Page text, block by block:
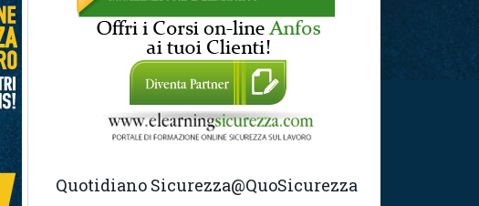
Quotidiano Sicurezza@QuoSicurezza